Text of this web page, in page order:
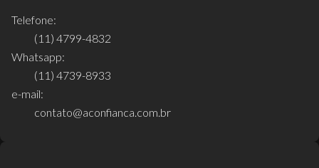
Telefone:
(11) 4799-4832
Whatsapp:
(11) 4739-8933
e-mail:
contato@aconfianca.com.br